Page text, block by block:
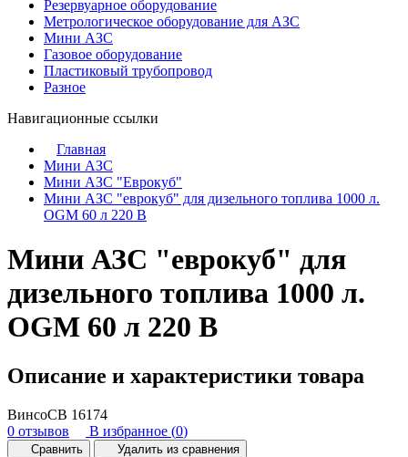
Резервуарное оборудование
Метрологическое оборудование для АЗС
Мини АЗС
Газовое оборудование
Пластиковый трубопровод
Разное
Навигационные ссылки
Главная
Мини АЗС
Mини AЗC "Eвpoкуб"
Мини АЗС "еврокуб" для дизельного топлива 1000 л.
OGM 60 л 220 В
Мини АЗС "еврокуб" для
дизельного топлива 1000 л.
OGM 60 л 220 В
Описание и характеристики товара
ВинсоСВ 16174
0 отзывов
В избранное (0)
Сравнить Удалить из сравнения